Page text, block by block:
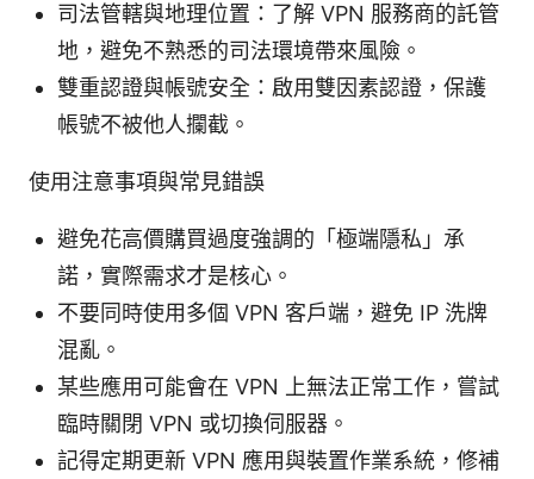
司法管轄與地理位置：了解 VPN 服務商的託管
地，避免不熟悉的司法環境帶來風險。
雙重認證與帳號安全：啟用雙因素認證，保護
帳號不被他人攔截。
使用注意事項與常見錯誤
避免花高價購買過度強調的「極端隱私」承
諾，實際需求才是核心。
不要同時使用多個 VPN 客戶端，避免 IP 洗牌
混亂。
某些應用可能會在 VPN 上無法正常工作，嘗試
臨時關閉 VPN 或切換伺服器。
記得定期更新 VPN 應用與裝置作業系統，修補